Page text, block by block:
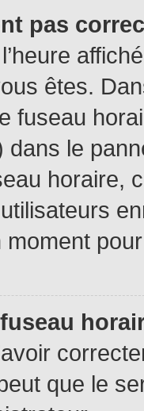
pas
êtes.
fuseau
le
horaire,
moment
que le